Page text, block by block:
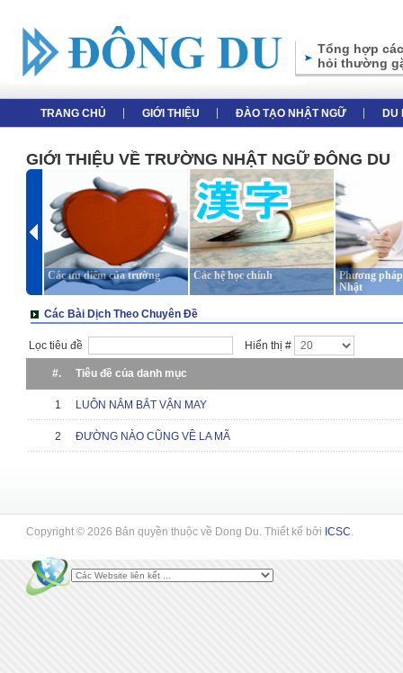
Tổng hợp
hỏi thường
TRANG CHỦ GIỚI THIỆU ĐÀO TẠO NHẬT NGỮ DU
GIỚI THIỆU VỀ TRƯỜNG NHẬT NGỮ ĐÔNG DU
Các ưu điểm của trường Các hệ học chính
Phương
Nhật
Các Bài Dịch Theo Chuyên Đề
Lọc tiêu đề Hiển thị #
#. Tiêu đề của danh mục
1 LUÔN NẮM BẮT VẬN MAY
2 ĐƯỜNG NÀO CŨNG VỀ LA MÃ
Copyright © 2026 Bản quyền thuộc về Dong Du. Thiết kế bởi ICSC.